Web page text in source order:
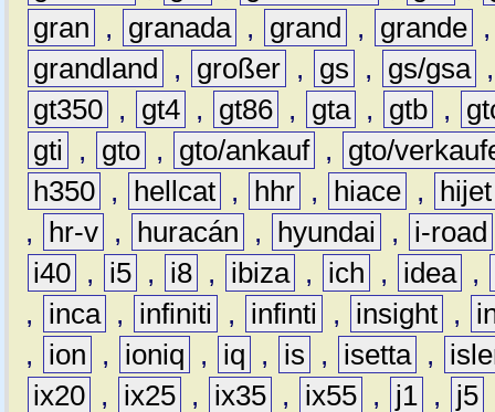
gran
, granada , grand , grande
grandland
, großer , gs , gs/gsa
gt350 , gt4 , gt86 , gta , gtb ,
gti
, gto , gto/ankauf ,
gto/
h350 , hellcat , hhr , hiace ,
hijet
,
hr-v , huracán , hyundai ,
i-road
i40 , i5 , i8 , ibiza , ich , idea ,
,
inca , infiniti , infinti , insight ,
,
ion , ioniq , iq , is , isetta ,
ix20 , ix25 , ix35 , ix55 , j1 , j5